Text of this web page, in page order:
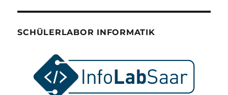
SCHÜLERLABOR INFORMATIK